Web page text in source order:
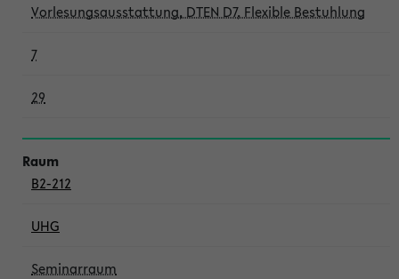
Vorlesungsausstattung, DTEN D7, Flexible Bestuhlung
7
29
B2-212
UHG
Seminarraum